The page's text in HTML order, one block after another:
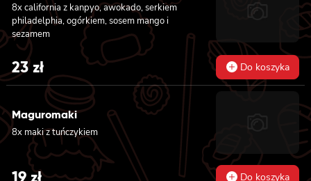
8x california z kanpyo, awokado, serkiem
philadelphia, ogórkiem, sosem mango i
sezamem
23zł Do koszyka
Maguromaki
8x maki z tuńczykiem
19 zł Do koszyka